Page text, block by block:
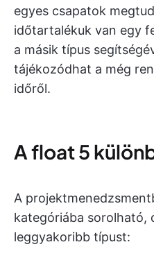
egyes csapatok
időtartalékuk van egy
a másik típus
tájékozódhat a még
időről.
A float 5
A
kategóriába sorolható,
leggyakoribb típust: